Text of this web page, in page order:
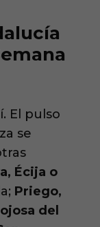
El pulso
se
Écija o
Priego,
del